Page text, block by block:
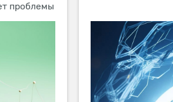
проблемы